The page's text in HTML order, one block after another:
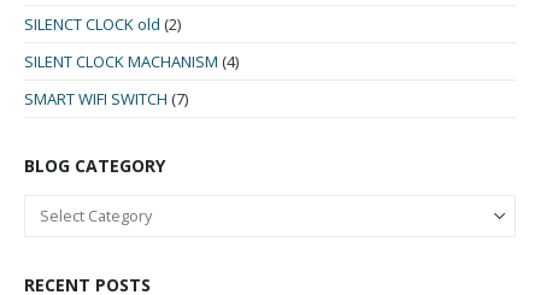
SILENCT CLOCK old (2)
SILENT CLOCK MACHANISM (4)
SMART WIFI SWITCH (7)
BLOG CATEGORY
RECENT POSTS